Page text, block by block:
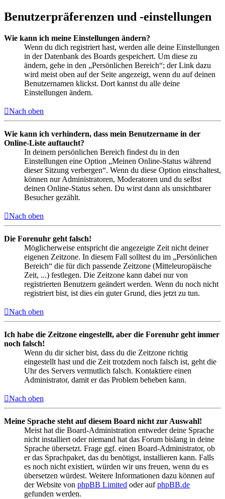
Benutzerpräferenzen und -einstellungen
Wie kann ich meine Einstellungen ändern?
Wenn du dich registriert hast, werden alle deine Einstellungen
in der Datenbank des Boards gespeichert. Um diese zu
ändern, gehe in den „Persönlichen Bereich“; der Link dazu
wird meist oben auf der Seite angezeigt, wenn du auf deinen
Benutzernamen klickst. Dort kannst du alle deine
Einstellungen ändern.
Nach oben
Wie kann ich verhindern, dass mein Benutzername in der
Online-Liste auftaucht?
In deinem persönlichen Bereich findest du in den
Einstellungen eine Option „Meinen Online-Status während
dieser Sitzung verbergen“. Wenn du diese Option einschaltest,
können nur Administratoren, Moderatoren und du selbst
deinen Online-Status sehen. Du wirst dann als unsichtbarer
Besucher gezählt.
Nach oben
Die Forenuhr geht falsch!
Möglicherweise entspricht die angezeigte Zeit nicht deiner
eigenen Zeitzone. In diesem Fall solltest du im „Persönlichen
Bereich“ die für dich passende Zeitzone (Mitteleuropäische
Zeit, ...) festlegen. Die Zeitzone kann dabei nur von
registrierten Benutzern geändert werden. Wenn du noch nicht
registriert bist, ist dies ein guter Grund, dies jetzt zu tun.
Nach oben
Ich habe die Zeitzone eingestellt, aber die Forenuhr geht immer
noch falsch!
Wenn du dir sicher bist, dass du die Zeitzone richtig
eingestellt hast und die Zeit trotzdem noch falsch ist, geht die
Uhr des Servers vermutlich falsch. Kontaktiere einen
Administrator, damit er das Problem beheben kann.
Nach oben
Meine Sprache steht auf diesem Board nicht zur Auswahl!
Meist hat die Board-Administration entweder deine Sprache
nicht installiert oder niemand hat das Forum bislang in deine
Sprache übersetzt. Frage ggf. einen Board-Administrator, ob
er das Sprachpaket, das du benötigst, installieren kann. Falls
es noch nicht existiert, würden wir uns freuen, wenn du es
übersetzen würdest. Weitere Informationen dazu können auf
der Website von phpBB Limited oder aufphpBB.de
gefunden werden.